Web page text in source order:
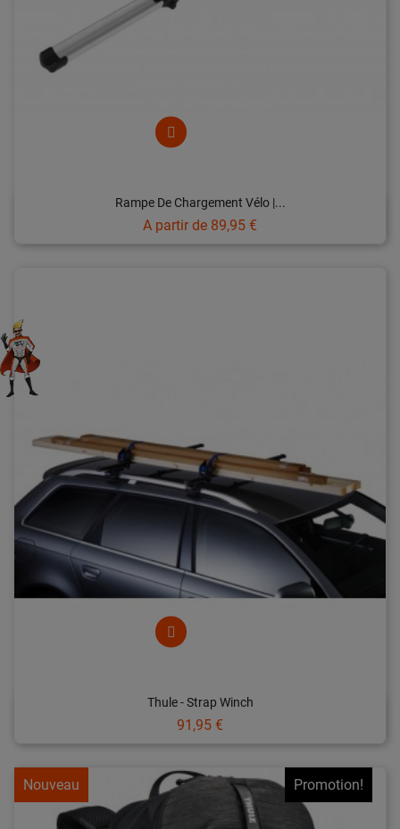
Rampe De Chargement Vélo |...
A partir de Prix
89,95 €
Thule - Strap Winch
Prix
91,95 €
Promotion!
Nouveau